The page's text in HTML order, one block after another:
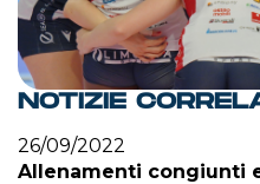
NOTIZIE
26/09/2022
Allenamenti congiunti